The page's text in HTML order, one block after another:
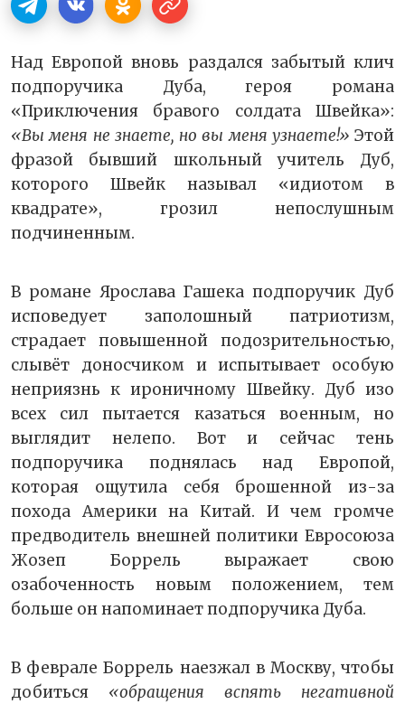
Над Европой вновь раздался забытый клич
подпоручика Дуба, героя романа
«Приключения бравого солдата Швейка»:
«Вы меня не знаете, но вы меня узнаете!» Этой
фразой бывший школьный учитель Дуб,
которого Швейк называл «идиотом в
квадрате», грозил непослушным
подчиненным.
В романе Ярослава Гашека подпоручик Дуб
исповедует заполошный патриотизм,
страдает повышенной подозрительностью,
слывёт доносчиком и испытывает особую
неприязнь к ироничному Швейку. Дуб изо
всех сил пытается казаться военным, но
выглядит нелепо. Вот и сейчас тень
подпоручика поднялась над Европой,
которая ощутила себя брошенной из-за
похода Америки на Китай. И чем громче
предводитель внешней политики Евросоюза
Жозеп Боррель выражает свою
озабоченность новым положением, тем
больше он напоминает подпоручика Дуба.
В феврале Боррель наезжал в Москву, чтобы
добиться «обращения вспять негативной